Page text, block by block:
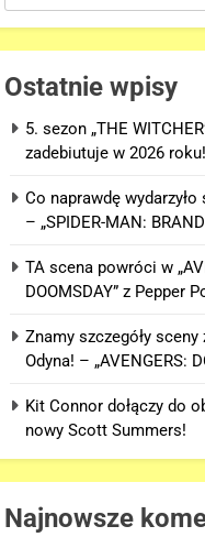
Ostatnie wpisy
5. sezon „THE
zadebiutuje w 2026 roku!
Co naprawdę
– „SPIDER-MAN:
TA scena powróci w
DOOMSDAY” z Pepper
Znamy szczegóły
Odyna! – „AVENGERS:
Kit Connor dołączy do
nowy Scott Summers!
Najnowsze